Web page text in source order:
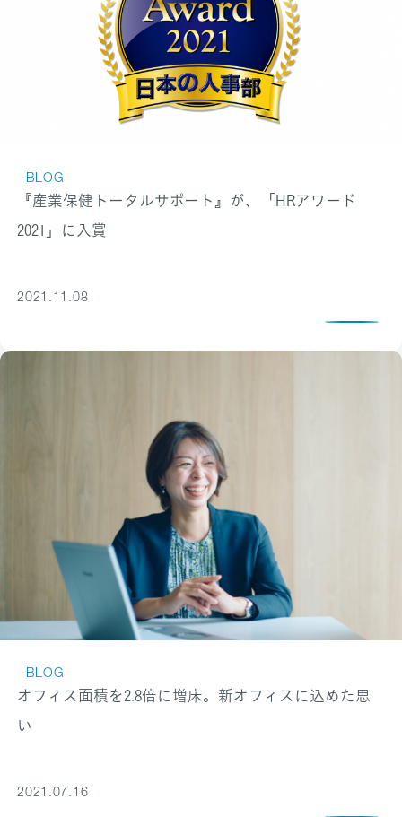
BLOG
『産業保健トータルサポート』が、「HRアワード
2021」に入賞
2021.11.08
BLOG
オフィス面積を2.8倍に増床。新オフィスに込めた思
い
2021.07.16